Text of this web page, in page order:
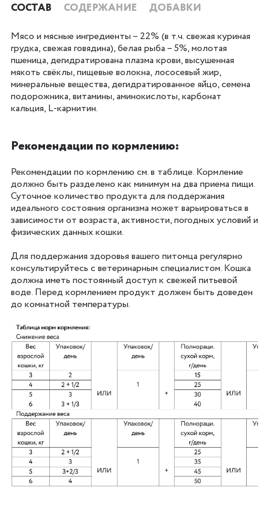
СОСТАВ СОДЕРЖАНИЕ ДОБАВКИ
Мясо и мясные ингредиенты – 22% (в т.ч. свежая куриная
грудка, свежая говядина), белая рыба – 5%, молотая
пшеница, дегидратирована плазма крови, высушенная
мякоть свёклы, пищевые волокна, лососевый жир,
минеральные вещества, дегидратированное яйцо, семена
подорожника, витамины, аминокислоты, карбонат
кальция, L-карнитин.
Рекомендации по кормлению:
Рекомендации по кормлению см. в таблице. Кормление
должно быть разделено как минимум на два приема пищи.
Суточное количество продукта для поддержания
идеального состояния организма может варьироваться в
зависимости от возраста, активности, погодных условий и
физических данных кошки.
Для поддержания здоровья вашего питомца регулярно
консультируйтесь с ветеринарным специалистом. Кошка
должна иметь постоянный доступ к свежей питьевой
воде. Перед кормлением продукт должен быть доведен
до комнатной температуры.